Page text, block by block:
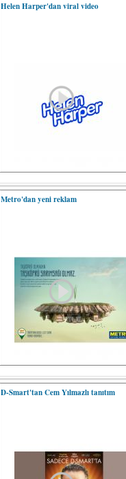
Helen Harper'dan viral video
Metro'dan yeni reklam
D-Smart'tan Cem Yılmazlı tanıtım